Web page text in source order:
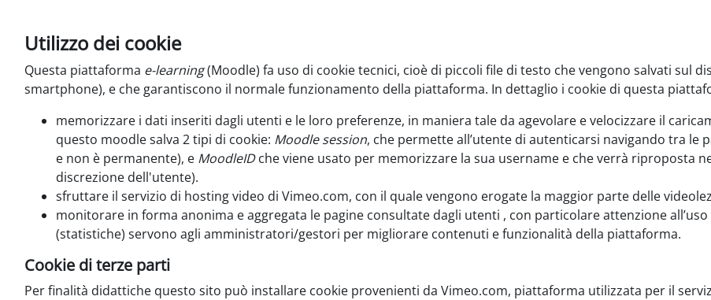
Utilizzo dei cookie
Questa piattaforma e-learning(Moodle) fa uso di cookie tecnici, cioè di piccoli file di testo che vengono salvati sul
smartphone), e che garantiscono il normale funzionamento della piattaforma. In dettaglio i cookie di questa
memorizzare i dati inseriti dagli utenti e le loro preferenze, in maniera tale da agevolare e velocizzare il
questo moodle salva 2 tipi di cookie: Moodle session, che permette all’utente di autenticarsi navigando tra
e non è permanente), e MoodleIDche viene usato per memorizzare la sua username e che verrà riproposta
discrezione dell'utente).
sfruttare il servizio di hosting video di Vimeo.com, con il quale vengono erogate la maggior parte delle
monitorare in forma anonima e aggregata le pagine consultate dagli utenti , con particolare attenzione
(statistiche) servono agli amministratori/gestori per migliorare contenuti e funzionalità della piattaforma.
Cookie di terze parti
Per finalità didattiche questo sito può installare cookie provenienti da Vimeo.com, piattaforma utilizzata per il